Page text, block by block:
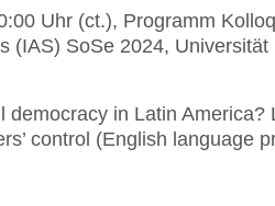
Uhr (ct.), Programm
(IAS) SoSe 2024, Universität
democracy in Latin America?
control (English language